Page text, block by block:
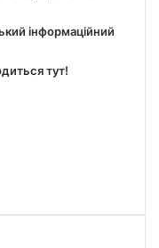
інформаційний
тут!